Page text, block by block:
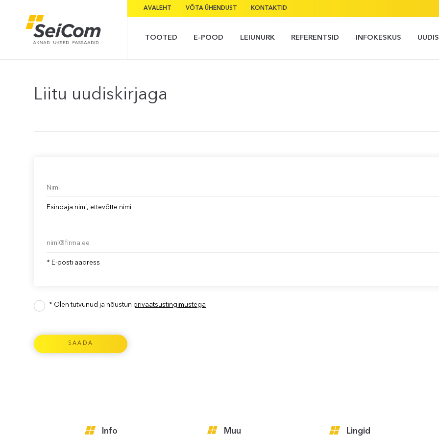
AVALEHT VÕTA ÜHENDUST KONTAKTID
TOOTED E-POOD LEIUNURK REFERENTSID INFOKESKUS
Liitu uudiskirjaga
Esindaja nimi, ettevõtte nimi
* E-posti aadress
* Olen tutvunud ja nõustun privaatsustingimustega
Info Muu Lingid